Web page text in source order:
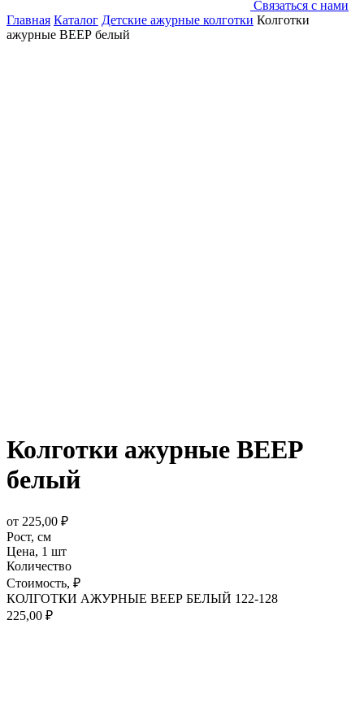
Связаться с нами
Главная Каталог Детские ажурные колготки Колготки
ажурные ВЕЕР белый
Колготки ажурные ВЕЕР
белый
от 225,00 ₽
Рост, см
Цена, 1 шт
Количество
Стоимость, ₽
КОЛГОТКИ АЖУРНЫЕ ВЕЕР БЕЛЫЙ 122-128
225,00 ₽